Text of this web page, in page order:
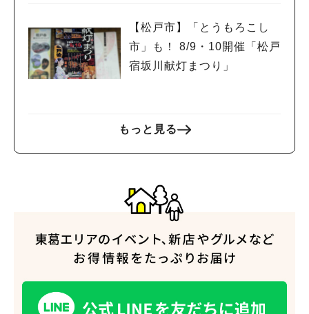
【松戸市】「とうもろこし
市」も！ 8/9・10開催「松戸
宿坂川献灯まつり」
もっと見る